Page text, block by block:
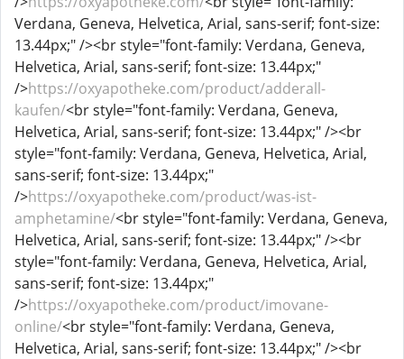
Verdana, Geneva, Helvetica, Arial, sans-serif; font-size:
13.44px;" /><br style="font-family: Verdana, Geneva,
Helvetica, Arial, sans-serif; font-size: 13.44px;"
/>https://oxyapotheke.com/product/adderall-
kaufen/<br style="font-family: Verdana, Geneva,
Helvetica, Arial, sans-serif; font-size: 13.44px;" /><br
style="font-family: Verdana, Geneva, Helvetica, Arial,
sans-serif; font-size: 13.44px;"
/>https://oxyapotheke.com/product/was-ist-
amphetamine/<br style="font-family: Verdana, Geneva,
Helvetica, Arial, sans-serif; font-size: 13.44px;" /><br
style="font-family: Verdana, Geneva, Helvetica, Arial,
sans-serif; font-size: 13.44px;"
/>https://oxyapotheke.com/product/imovane-
online/<br style="font-family: Verdana, Geneva,
Helvetica, Arial, sans-serif; font-size: 13.44px;" /><br